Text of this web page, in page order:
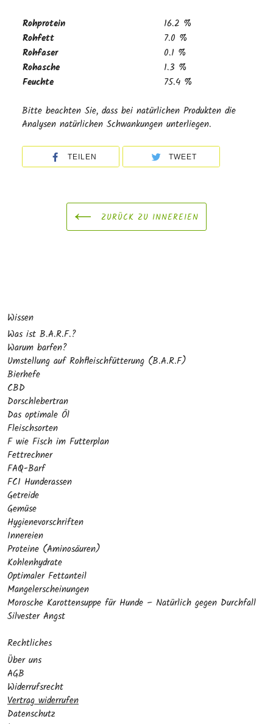
Rohprotein
16.2 %
Rohfett
7.0 %
Rohfaser
0.1 %
Rohasche
1.3 %
Feuchte
75.4 %
Bitte beachten Sie, dass bei natürlichen Produkten die
Analysen natürlichen Schwankungen unterliegen.
TEILEN TWEET
ZURÜCK ZU INNEREIEN
Wissen
Was ist B.A.R.F.?
Warum barfen?
Umstellung auf Rohfleischfütterung (B.A.R.F)
Bierhefe
CBD
Dorschlebertran
Das optimale Öl
Fleischsorten
F wie Fisch im Futterplan
Fettrechner
FAQ-Barf
FCI Hunderassen
Getreide
Gemüse
Hygienevorschriften
Innereien
Proteine (Aminosäuren)
Kohlenhydrate
Optimaler Fettanteil
Mangelerscheinungen
Morosche Karottensuppe für Hunde – Natürlich gegen Durchfall
Silvester Angst
Rechtliches
Über uns
AGB
Widerrufsrecht
Vertrag widerrufen
Datenschutz